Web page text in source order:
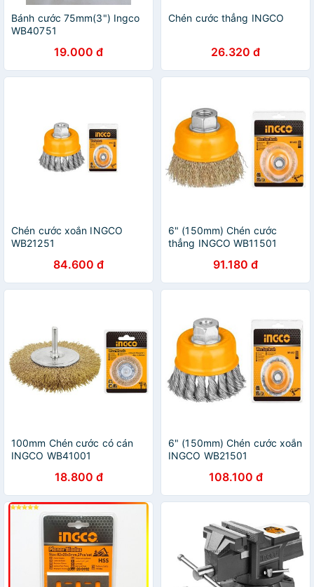
Bánh cước 75mm(3") Ingco
WB40751
19.000 đ
Chén cước thẳng INGCO
26.320 đ
Chén cước xoắn INGCO
WB21251
84.600 đ
6" (150mm) Chén cước
thẳng INGCO WB11501
91.180 đ
100mm Chén cước có cán
INGCO WB41001
18.800 đ
6" (150mm) Chén cước xoắn
INGCO WB21501
108.100 đ